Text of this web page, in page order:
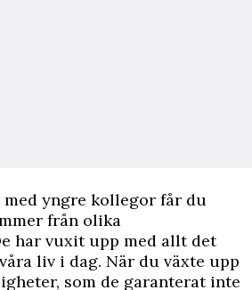
yngre kollegor får du
från olika
har vuxit upp med allt det
liv i dag. När du växte upp
som de garanterat inte